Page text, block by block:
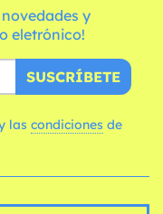
y
eletrónico!
SUSCRÍBETE
las condiciones